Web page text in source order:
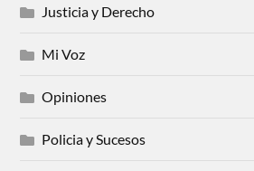
Justicia y Derecho
Mi Voz
Opiniones
Policia y Sucesos